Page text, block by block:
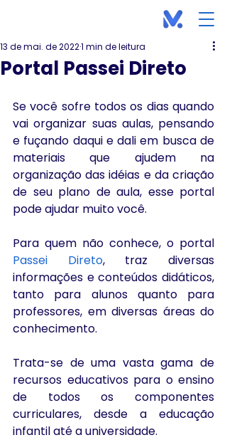
Portal Passei Direto
13 de mai. de 20221 min de leitura
Se você sofre todos os dias quando
vai organizar suas aulas, pensando
e fuçando daqui e dali em busca de
materiais que ajudem na
organização das idéias e da criação
de seu plano de aula, esse portal
pode ajudar muito você.
Passei Direto, traz diversas
informações e conteúdos didáticos,
tanto para alunos quanto para
professores, em diversas áreas do
conhecimento.
Trata-se de uma vasta gama de
recursos educativos para o ensino
de todos os componentes
curriculares, desde a educação
infantil até a universidade.